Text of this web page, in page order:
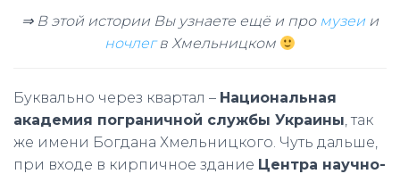
⇒ В этой истории Вы узнаете ещё и про музеи и
ночлегв Хмельницком
Буквально через квартал – Национальная
академия пограничной службы Украины, так
же имени Богдана Хмельницкого. Чуть дальше,
при входе в кирпичное здание Центра научно-